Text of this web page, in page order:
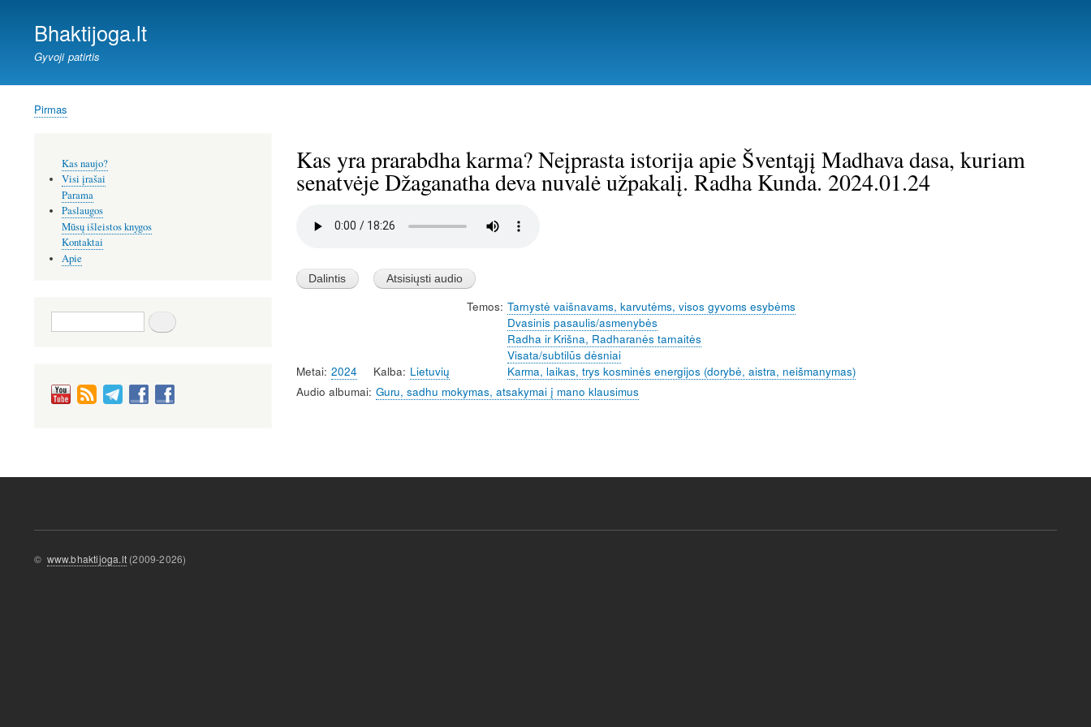
Bhaktijoga.lt
Gyvoji patirtis
Kelias
Pirmas
Kas yra prarabdha karma? Neįprasta istorija apie Šventąjį Madhava dasa, kuriam
senatvėje Džaganatha deva nuvalė užpakalį. Radha Kunda. 2024.01.24
Metai 2024 Kalba Lietuvių
Temos Tarnystė vaišnavams, karvutėms, visos gyvoms esybėms
Dvasinis pasaulis/asmenybės
Radha ir Krišna, Radharanės tarnaitės
Visata/subtilūs dėsniai
Karma, laikas, trys kosminės energijos (dorybė, aistra, neišmanymas)
Audio albumai Guru, sadhu mokymas, atsakymai į mano klausimus
meniu
Kas naujo?
Visi įrašai
Parama
Paslaugos
Mūsų išleistos knygos
Kontaktai
Apie
Paieška
© www.bhaktijoga.lt (2009-2026)